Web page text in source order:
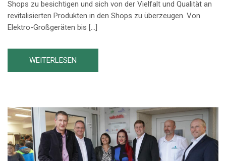
Shops zu besichtigen und sich von der Vielfalt und Qualität an
revitalisierten Produkten in den Shops zu überzeugen. Von
Elektro-Großgeräten bis […]
WEITERLESEN